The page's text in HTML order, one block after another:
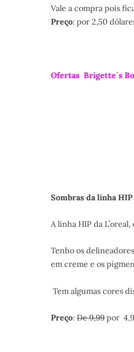
Vale a compra pois
Preço: por 2,50
Ofertas Brigette´s
Sombras da linha HIP
A linha HIP da
Tenho os
em creme e os
Tem algumas cores
Preço: De 9,99 por